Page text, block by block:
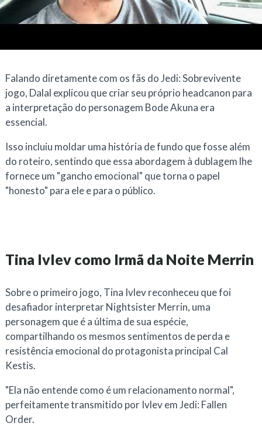
Falando diretamente com os fãs doJedi: Sobrevivente
jogo, Dalal explicou que criar seu próprio headcanon para
a interpretação do personagem Bode Akuna era
essencial.
Isso incluiu moldar uma história de fundo que fosse além
do roteiro, sentindo que essa abordagem à dublagem lhe
fornece um "gancho emocional" que torna o papel
"honesto" para ele e para o público.
Tina Ivlev como Irmã da Noite Merrin
Sobre o primeiro jogo, Tina Ivlev reconheceu que foi
desafiador interpretar Nightsister Merrin, uma
personagem que é a última de sua espécie,
compartilhando os mesmos sentimentos de perda e
resistência emocional do protagonista principal Cal
Kestis.
"Ela não entende como é um relacionamento normal",
perfeitamente transmitido por Ivlev em Jedi: Fallen
Order.